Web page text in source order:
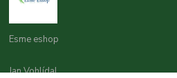
Esme eshop
Jan Vohlídal